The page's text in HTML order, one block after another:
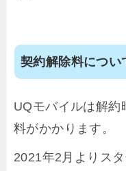
契約解除料につい
UQモバイルは解約
料がかかります。
2021年2月よりス